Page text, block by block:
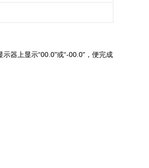
器上显示“00.0"或“-00.0"，便完成